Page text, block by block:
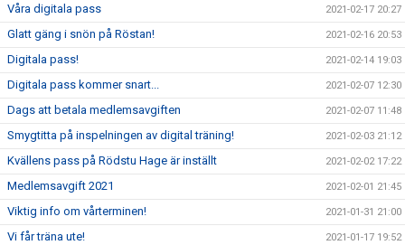
Våra digitala pass 2021-02-17 20:27
Glatt gäng i snön på Röstan! 2021-02-16 20:53
Digitala pass! 2021-02-14 19:03
Digitala pass kommer snart... 2021-02-07 12:30
Dags att betala medlemsavgiften 2021-02-07 11:48
Smygtitta på inspelningen av digital träning! 2021-02-03 21:12
Kvällens pass på Rödstu Hage är inställt 2021-02-02 17:22
Medlemsavgift 2021 2021-02-01 21:45
Viktig info om vårterminen! 2021-01-31 21:00
Vi får träna ute! 2021-01-17 19:52